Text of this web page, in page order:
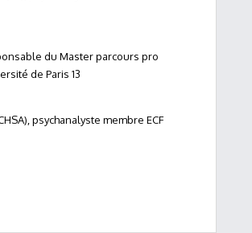
du Master parcours pro
de Paris 13
psychanalyste membre ECF